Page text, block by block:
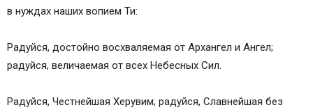
в нуждах наших вопием Ти:
Радуйся, достойно восхваляемая от Архангел и Ангел;
радуйся, величаемая от всех Небесных Сил.
Радуйся, Честнейшая Херувим; радуйся, Славнейшая без